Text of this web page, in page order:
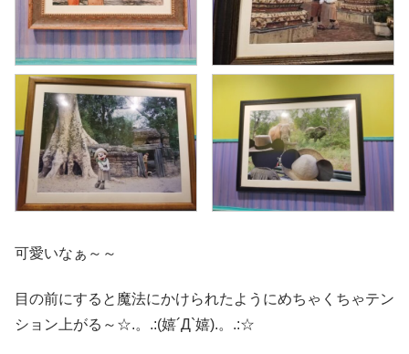
可愛いなぁ～～
目の前にすると魔法にかけられたようにめちゃくちゃテン
ション上がる～☆.。.:(嬉´Д`嬉).。.:☆